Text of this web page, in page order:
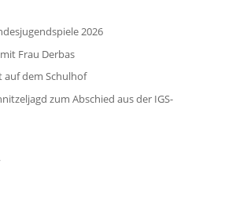
2026
Frau Derbas
auf dem Schulhof
zum Abschied aus der IGS-